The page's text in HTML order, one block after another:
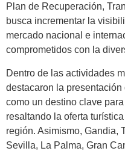
Plan de Recuperación,
busca incrementar la
mercado nacional e
comprometidos con la
Dentro de las actividades
destacaron la
como un destino clave
resaltando la oferta
región. Asimismo, Gandia,
Sevilla, La Palma, Gran